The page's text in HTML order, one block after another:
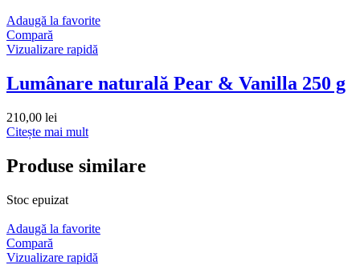
Adaugă la favorite
Compară
Vizualizare rapidă
Lumânare naturală Pear & Vanilla 250 g
210,00 lei
Citește mai mult
Produse similare
Stoc epuizat
Adaugă la favorite
Compară
Vizualizare rapidă